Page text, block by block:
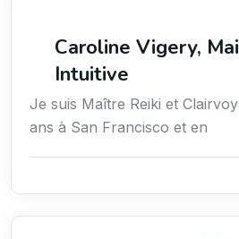
Caroline Vigery,
Intuitive
Je suis Maître Reiki et
ans à San Francisco et en